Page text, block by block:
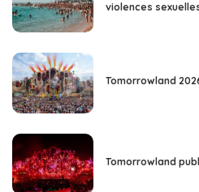
violences
Tomorrowland
Tomorrowland